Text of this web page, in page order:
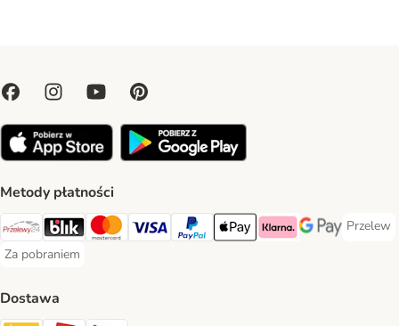
Metody płatności
Przelewy24 Payment Method
Blik Payment Method
MasterCard Payment Method
Visa Payment Method
PayPal Payment Method
Apple Pay Payment Method
Klarna Payment Method
Google Pay
Przelew
Przelew
Za pobraniem
Za pobraniem Payment Method
Dostawa